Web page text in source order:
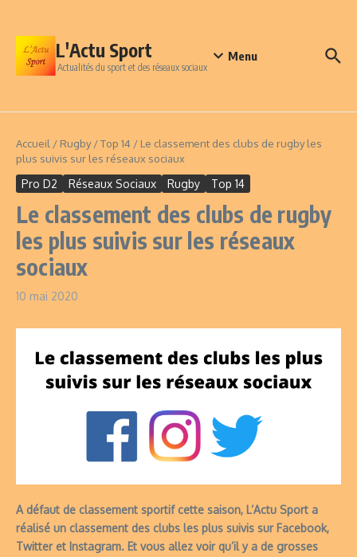
L'Actu Sport
Actualités du sport et des réseaux sociaux
Menu
Accueil / Rugby/Top 14 / Le classement des clubs de rugby les
plus suivis sur les réseaux sociaux
Pro D2 Réseaux Sociaux Rugby Top 14
Le classement des clubs de rugby
les plus suivis sur les réseaux
sociaux
10 mai 2020
A défaut de classement sportif cette saison, L’Actu Sport a
réalisé un classement des clubs les plus suivis sur Facebook,
Twitter et Instagram. Et vous allez voir qu’il y a de grosses